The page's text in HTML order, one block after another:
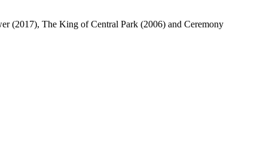
(2017), The King of Central Park (2006) and Ceremony